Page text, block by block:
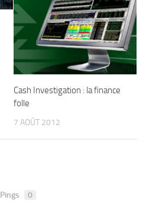
Cash Investigation : la finance
folle
7 AOÛT 2012
Pings 0